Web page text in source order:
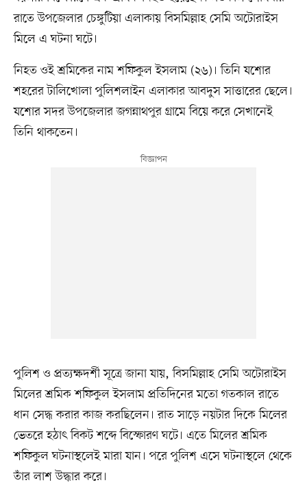
রাতে উপজেলার চেঙ্গুটিয়া এলাকায় বিসমিল্লাহ সেমি অটোরাইস
মিলে এ ঘটনা ঘটে।
নিহত ওই শ্রমিকের নাম শফিকুল ইসলাম (২৬)। তিনি যশোর
শহরের টালিখোলা পুলিশলাইন এলাকার আবদুস সাত্তারের ছেলে।
যশোর সদর উপজেলার জগন্নাথপুর গ্রামে বিয়ে করে সেখানেই
তিনি থাকতেন।
পুলিশ ও প্রত্যক্ষদর্শী সূত্রে জানা যায়, বিসমিল্লাহ সেমি অটোরাইস
মিলের শ্রমিক শফিকুল ইসলাম প্রতিদিনের মতো গতকাল রাতে
ধান সেদ্ধ করার কাজ করছিলেন। রাত সাড়ে নয়টার দিকে মিলের
ভেতরে হঠাৎ বিকট শব্দে বিস্ফোরণ ঘটে। এতে মিলের শ্রমিক
শফিকুল ঘটনাস্থলেই মারা যান। পরে পুলিশ এসে ঘটনাস্থলে থেকে
তাঁর লাশ উদ্ধার করে।